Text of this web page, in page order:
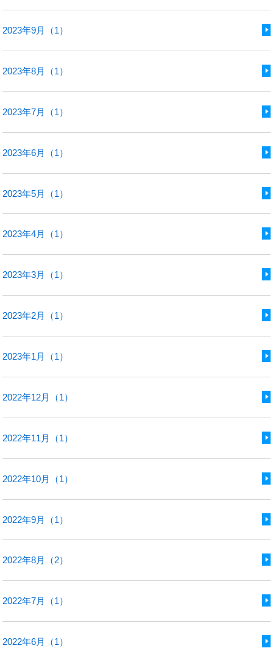
2023年9月（1）
2023年8月（1）
2023年7月（1）
2023年6月（1）
2023年5月（1）
2023年4月（1）
2023年3月（1）
2023年2月（1）
2023年1月（1）
2022年12月（1）
2022年11月（1）
2022年10月（1）
2022年9月（1）
2022年8月（2）
2022年7月（1）
2022年6月（1）